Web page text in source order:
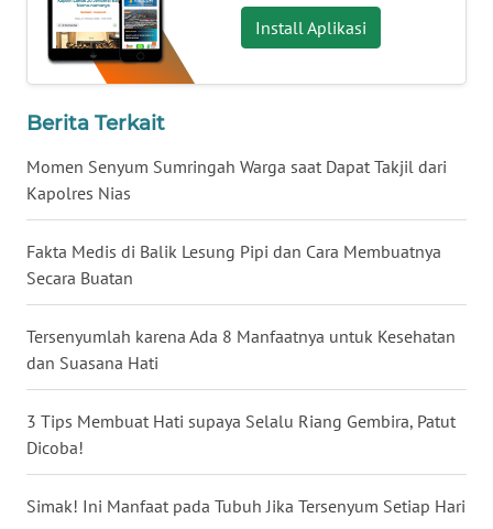
Install Aplikasi
Berita Terkait
Momen Senyum Sumringah Warga saat Dapat Takjil dari
Kapolres Nias
Fakta Medis di Balik Lesung Pipi dan Cara Membuatnya
Secara Buatan
Tersenyumlah karena Ada 8 Manfaatnya untuk Kesehatan
dan Suasana Hati
3 Tips Membuat Hati supaya Selalu Riang Gembira, Patut
Dicoba!
Simak! Ini Manfaat pada Tubuh Jika Tersenyum Setiap Hari
WN
NUSANTARA
WN
JOGJA
WN
WN
WN
KALTENG
WN